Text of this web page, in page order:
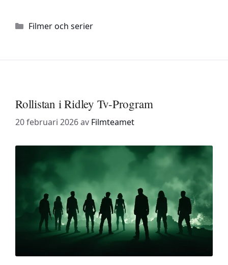
Kategorier
Filmer och serier
Rollistan i Ridley Tv-Program
20 februari 2026av Filmteamet